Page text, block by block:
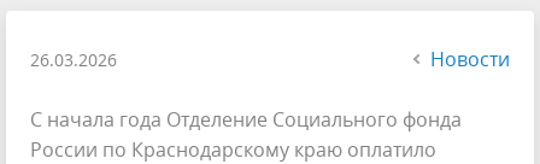
26.03.2026 Новости
С начала года Отделение Социального фонда
России по Краснодарскому краю оплатило